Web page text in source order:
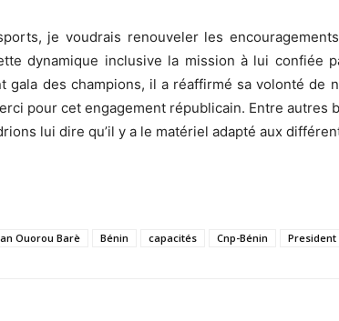
je voudrais renouveler les
dynamique inclusive la mission à lui confiée
gala des champions, il a réaffirmé sa volonté de
pour cet engagement républicain. Entre autres
lui dire qu’il y a le matériel adapté aux
Ouorou Barè Bénin capacités Cnp-Bénin President